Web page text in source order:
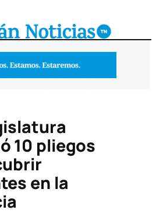
10 pliegos
en la